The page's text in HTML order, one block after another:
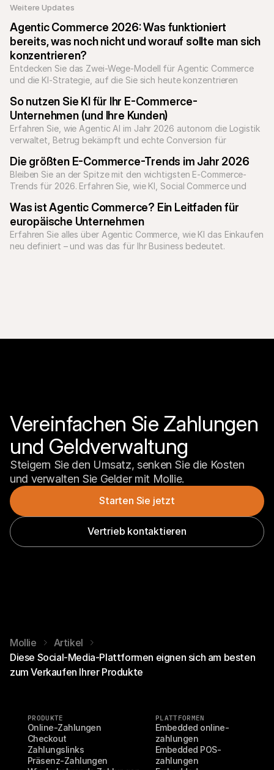
Weitere Updates
Agentic Commerce 2026: Was funktioniert
bereits, was noch nicht und worauf sollte man sich
konzentrieren?
Entdecken Sie das Zwei-Wege-Modell für Agentic Commerce
und die KI-Strategie, auf die Sie sich heute konzentrieren
So nutzen Sie KI für Ihr E-Commerce-
Unternehmen (und Ihre Kunden)
Erfahren Sie, wie Agentic AI im Jahr 2026 autonom die Logistik
verwaltet, Betrug bekämpft und echte Conversion für
Die größten E-Commerce-Trends im Jahr 2026
Bleiben Sie an der Spitze mit den wichtigsten E-Commerce-
Trends für 2026. Erfahren Sie, wie KI, Social Commerce und
Was ist Agentic Commerce? Ein Leitfaden für
europäische Unternehmen
Erfahren Sie alles über Agentic Commerce, wie KI das Einkaufen
Vereinfachen Sie Zahlungen
und Geldverwaltung
Steigern Sie den Umsatz, senken Sie die Kosten
und verwalten Sie Gelder mit Mollie.
Starten Sie jetzt
Vertrieb kontaktieren
Mollie
Artikel
Diese Social-Media-Plattformen eignen sich am besten
zum Verkaufen Ihrer Produkte
PRODUKTE
Online-Zahlungen
Checkout
Zahlungslinks
Präsenz-Zahlungen
PLATTFORMEN
Embedded online-
zahlungen
Embedded POS-
zahlungen